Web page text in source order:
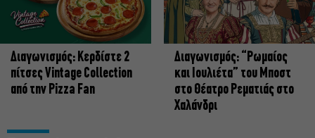
Διαγωνισμός: Κερδίστε 2
πίτσες Vintage Collection
από την Pizza Fan
Διαγωνισμός: “Ρωμαίος
και Ιουλιέτα” του Μποστ
στο Θέατρο Ρεματιάς στο
Χαλάνδρι